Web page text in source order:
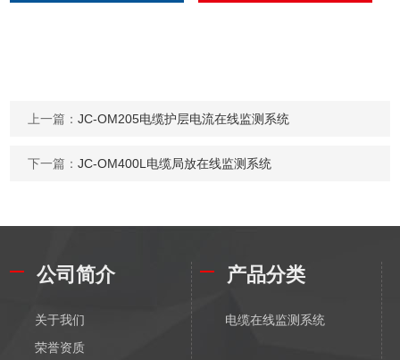
上一篇：JC-OM205电缆护层电流在线监测系统
下一篇：JC-OM400L电缆局放在线监测系统
公司简介
关于我们
荣誉资质
产品分类
电缆在线监测系统